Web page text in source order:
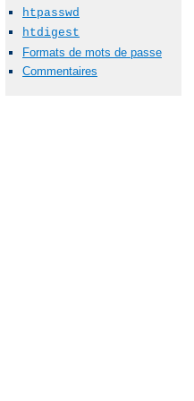
htpasswd
htdigest
Formats de mots de passe
Commentaires